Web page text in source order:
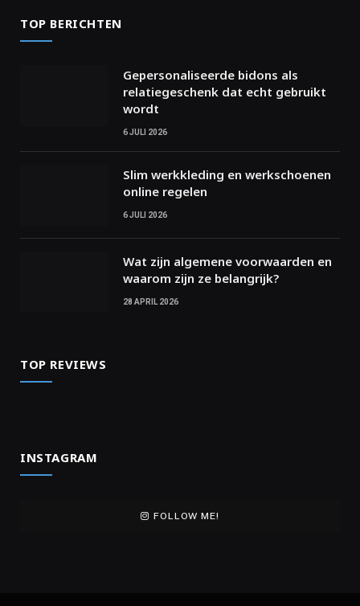
TOP BERICHTEN
Gepersonaliseerde bidons als
relatiegeschenk dat echt gebruikt
wordt
6 JULI 2026
Slim werkkleding en werkschoenen
online regelen
6 JULI 2026
Wat zijn algemene voorwaarden en
waarom zijn ze belangrijk?
28 APRIL 2026
TOP REVIEWS
INSTAGRAM
FOLLOW ME!